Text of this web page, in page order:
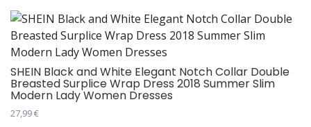
производа.
има
више
варијанти.
Опције
могу
бити
изабране
SHEIN Black and White Elegant Notch Collar Double
Breasted Surplice Wrap Dress 2018 Summer Slim
Modern Lady Women Dresses
27,99€